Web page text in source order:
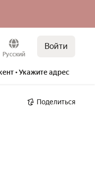
Русский
Войти
• Укажите адрес
Поделиться